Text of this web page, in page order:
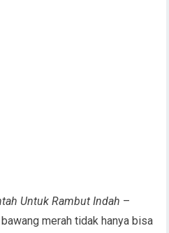
Untuk Rambut Indah –
merah tidak hanya bisa